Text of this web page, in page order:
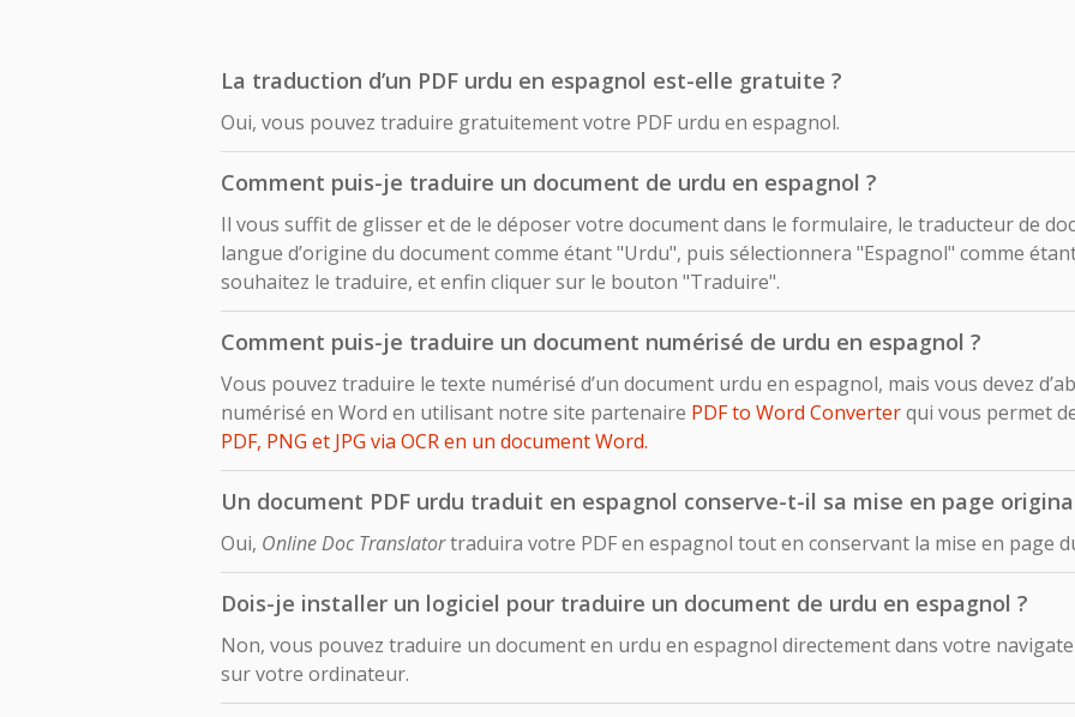
La traduction d’un PDF urdu en espagnol est-elle gratuite ?
Oui, vous pouvez traduire gratuitement votre PDF urdu en espagnol.
Comment puis-je traduire un document de urdu en espagnol ?
Il vous suffit de glisser et de le déposer votre document dans le formulaire, le traducteur de
langue d’origine du document comme étant "Urdu", puis sélectionnera "Espagnol" comme
souhaitez le traduire, et enfin cliquer sur le bouton "Traduire".
Comment puis-je traduire un document numérisé de urdu en espagnol ?
Vous pouvez traduire le texte numérisé d’un document urdu en espagnol, mais vous devez
numérisé en Word en utilisant notre site partenaire PDF to Word Converterqui vous permet
PDF, PNG et JPG via OCR en un document Word.
Un document PDF urdu traduit en espagnol conserve-t-il sa mise en page
Oui, Online Doc Translatortraduira votre PDF en espagnol tout en conservant la mise en page
Dois-je installer un logiciel pour traduire un document de urdu en espagnol ?
Non, vous pouvez traduire un document en urdu en espagnol directement dans votre
sur votre ordinateur.